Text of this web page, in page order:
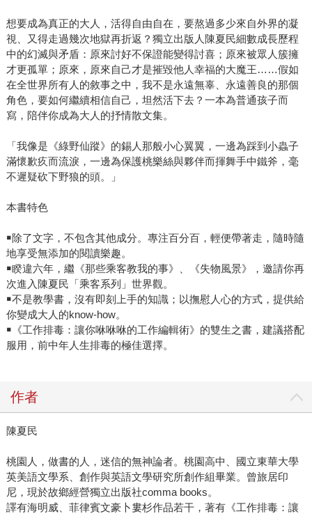
想要成為真正的大人，活得自由自在，要熬過多少來自外界的凝
視、又得走過幾次地獄再折返？獨立出版人陳夏民細數成長歷程
中的幻滅與矛盾：原來討好不保證能變得討喜；原來被眾人簇擁
才更孤單；原來，原來自己才是摧毀他人幸福的大魔王……假如
在全世界所有人的敘事之中，我不是永遠無辜、永遠善良的那個
角色，要如何繼續相信自己，坦然活下去？一本為普通孩子而
寫，陪伴你成為大人的抒情散文集。
「我像是《綠野仙蹤》的錫人那般小心翼翼，一邊為踩到小蟲子
滿懷歉疚而流淚，一邊為保護桃樂絲與夥伴而揮舞手中鐵斧，毫
不遲疑砍下野狼的頭。」
本書特色
￭除了文字，不包含其他成分。專注百分百，輕便帶著走，隨時隨
地享受無添加的閱讀樂趣。
￭睽違六年，繼《那些乘客教我的事》、《失物風景》，邀請你再
次進入陳夏民「乘客系列」世界觀。
￭不是教學書，沒有即刻上手的知識；以撫慰人心的方式，提供給
你變成大人的know-how。
￭《工作排毒：讓你咻咻咻的工作編輯術》的雙生之書，建議搭配
服用，前中年人生排毒的極佳選擇。
作者
陳夏民
桃園人，做書的人，迷信的無神論者。桃園高中、國立東華大學
英美語文學系、創作與英語文學研究所創作組畢業。曾旅居印
尼，現於故鄉經營獨立出版社comma books。
譯有海明威、菲律賓文豪卜婁杉作品若干，著有《工作排毒：讓